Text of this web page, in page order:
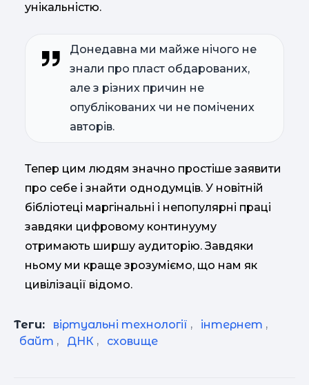
унікальністю.
Донедавна ми майже нічого не
знали про пласт обдарованих,
але з різних причин не
опублікованих чи не помічених
авторів.
Тепер цим людям значно простіше заявити
про себе і знайти однодумців. У новітній
бібліотеці маргінальні і непопулярні праці
завдяки цифровому континууму
отримають ширшу аудиторію. Завдяки
ньому ми краще зрозуміємо, що нам як
цивілізації відомо.
Теги: віртуальні технології , інтернет ,
байт , ДНК , сховище